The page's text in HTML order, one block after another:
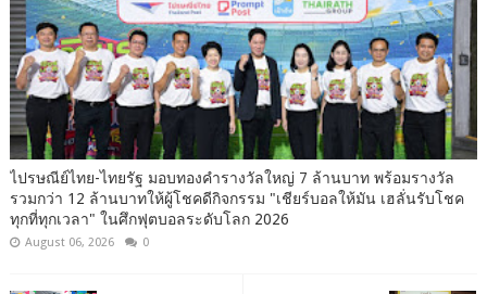
ไปรษณีย์ไทย-ไทยรัฐ มอบทองคำรางวัลใหญ่ 7 ล้านบาท พร้อมรางวัล
รวมกว่า 12 ล้านบาทให้ผู้โชคดีกิจกรรม "เชียร์บอลให้มัน เฮลั่นรับโชค
ทุกที่ทุกเวลา" ในศึกฟุตบอลระดับโลก 2026
August 06, 2026 0